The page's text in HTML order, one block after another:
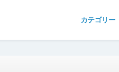
カテゴリー